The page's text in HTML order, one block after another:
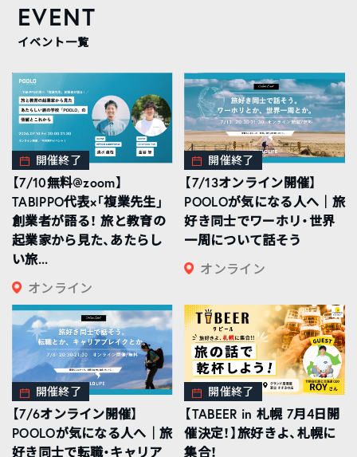
EVENT
イベント一覧
開催終了
【7/10無料@zoom】
TABIPPO代表×「複業先生」
創業者が語る！ 旅と教育の
起業家から見た、あたらし
い旅...
オンライン
開催終了
【7/13オンライン開催】
POOLOが気になる人へ｜旅
好き同士でワーホリ・世界
一周について話そう
オンライン
開催終了
【7/6オンライン開催】
POOLOが気になる人へ｜旅
好き同士で転職・キャリア
開催終了
【TABEER in 札幌 7月4日開
催決定！】旅好きよ、札幌に
集合！